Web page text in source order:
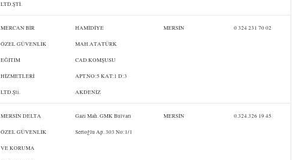
LTD.ŞTİ.
MERCAN BİR
ÖZEL GÜVENLİK
EĞİTİM
HİZMETLERİ
LTD.Şti.
HAMİDİYE
MAH.ATATÜRK
CAD.KOMŞUSU
APT.NO:5 KAT:1 D:3
AKDENİZ
MERSİN 0 324 231 70 02
MERSİN DELTA
ÖZEL GÜVENLİK
VE KORUMA
Gazi Mah. GMK Bulvarı
Sertoğlu Ap. 303 No:1/1
MERSİN 0.324.326 19 45